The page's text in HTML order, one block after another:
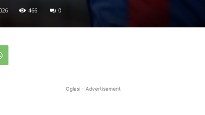
466 0
Oglasi - Advertisement